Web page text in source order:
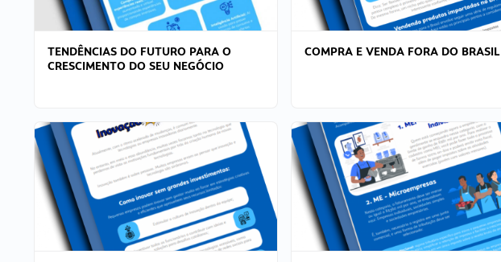
TENDÊNCIAS DO FUTURO PARA O
CRESCIMENTO DO SEU NEGÓCIO
COMPRA E VENDA FORA DO BRASIL